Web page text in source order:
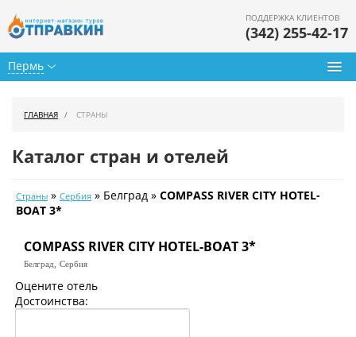
Пермь
ПОДДЕРЖКА КЛИЕНТОВ
(342) 255-42-17
Календарь туров
Страны
Как купить
ГЛАВНАЯ СТРАНЫ
Каталог стран и отелей
Страны » Сербия » Белград » COMPASS RIVER CITY HOTEL-
BOAT 3*
COMPASS RIVER CITY HOTEL-BOAT 3*
Белград, Сербия
Оцените отель
Достоинства: